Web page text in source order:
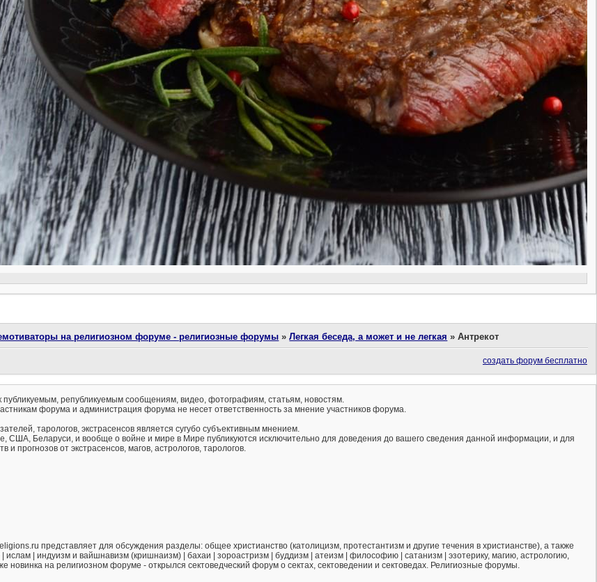
на религиозном форуме - религиозные форумы »Легкая беседа, а может и не легкая »Антрекот
создать форум бесплатно
републикуемым сообщениям, видео, фотографиям, статьям, новостям.
форума и администрация форума не несет ответственность за мнение участников форума.
тарологов, экстрасенсов является сугубо субъективным мнением.
США, Беларуси, и вообще о войне и мире в Мире публикуются исключительно для доведения до вашего сведения данной информации, и для
прогнозов от экстрасенсов, магов, астрологов, тарологов.
представляет для обсуждения разделы: общее христианство (католицизм, протестантизм и другие течения в христианстве), а также
ислам | индуизм и вайшнавизм (кришнаизм) | бахаи | зороастризм | буддизм | атеизм | философию | сатанизм | эзотерику, магию, астрологию,
новинка на религиозном форуме - открылся сектоведческий форум о сектах, сектоведении и сектоведах. Религиозные форумы.